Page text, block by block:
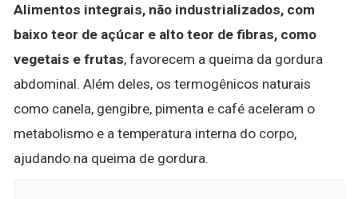
Alimentos integrais, não industrializados, com
baixo teor de açúcar e alto teor de fibras, como
vegetais e frutas, favorecem a queima da gordura
abdominal. Além deles, os termogênicos naturais
como canela, gengibre, pimenta e café aceleram o
metabolismo e a temperatura interna do corpo,
ajudando na queima de gordura.